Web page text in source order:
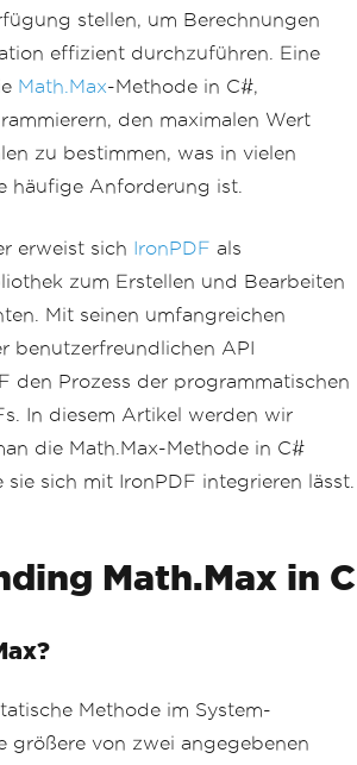
stellen, um Berechnungen
effizient durchzuführen. Eine
Math.Max-Methode in C#,
den maximalen Wert
zu bestimmen, was in vielen
häufige Anforderung ist.
erweist sich IronPDF als
zum Erstellen und Bearbeiten
Mit seinen umfangreichen
benutzerfreundlichen API
den Prozess der programmatischen
In diesem Artikel werden wir
die Math.Max-Methode in C#
sich mit IronPDF integrieren lässt.
Math.Max in C
Methode im System-
größere von zwei angegebenen